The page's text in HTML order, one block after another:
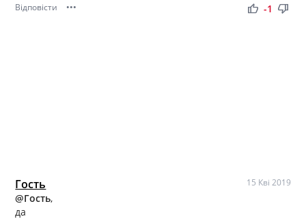
Відповісти ••• thumb_up thumb_down
-1
Гость 15 Кві 2019
@Гость,
да